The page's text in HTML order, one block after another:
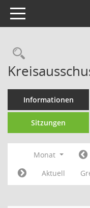
Toggle navigation
Informationen
Sitzungen
Monat
Aktuell